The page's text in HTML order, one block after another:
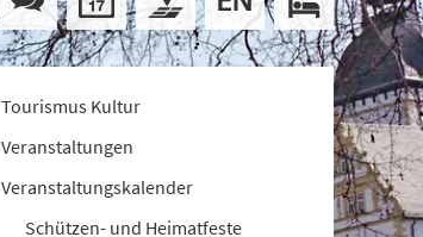
Tourismus Kultur
Veranstaltungen
Veranstaltungskalender
Schützen- und Heimatfeste